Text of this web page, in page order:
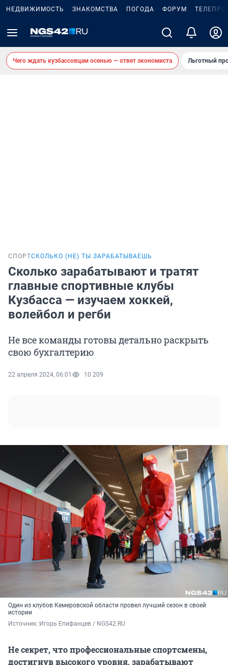
НЕДВИЖИМОСТЬ ЗНАКОМСТВА ПОГОДА ФОРУМ
Чего ждать кузбассовцам осенью — ответ экономиста Льготный
СПОРТСКОЛЬКО (НЕ) ТЫ ЗАРАБАТЫВАЕШЬ
Сколько зарабатывают и тратят
главные спортивные клубы
Кузбасса — изучаем хоккей,
волейбол и регби
Не все команды готовы детально раскрыть
свою бухгалтерию
22 апреля 2024, 06:01 10 209
Один из клубов Кемеровской области провел лучший сезон в своей
истории
Источник: Игорь Епифанцев / NGS42.RU
Не секрет, что профессиональные спортсмены,
достигнув высокого уровня, зарабатывают